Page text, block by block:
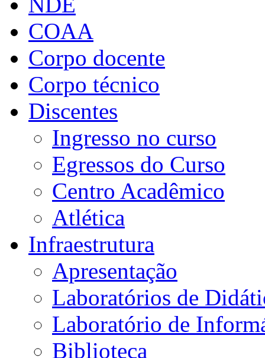
COAA
Corpo docente
Corpo técnico
Discentes
Ingresso no curso
Egressos do Curso
Centro Acadêmico
Atlética
Infraestrutura
Apresentação
Laboratórios de
Laboratório de
Biblioteca